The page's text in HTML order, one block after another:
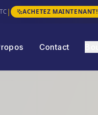
| ACHETEZ MAINTENANT!
Contact